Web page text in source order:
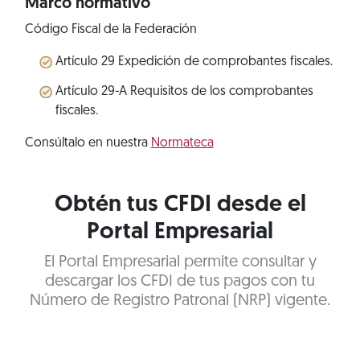
Marco normativo
Código Fiscal de la Federación
Artículo 29 Expedición de comprobantes fiscales.
Artículo 29-A Requisitos de los comprobantes
fiscales.
Consúltalo en nuestra Normateca
Obtén tus CFDI desde el
Portal Empresarial
El Portal Empresarial permite consultar y
descargar los CFDI de tus pagos con tu
Número de Registro Patronal (NRP) vigente.